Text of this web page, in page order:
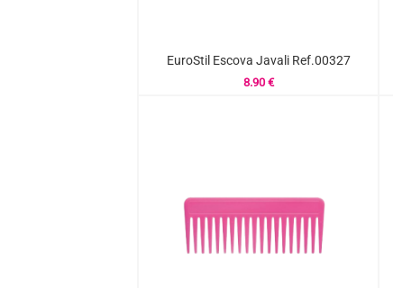
EuroStil Escova Javali Ref.00327
8.90 €